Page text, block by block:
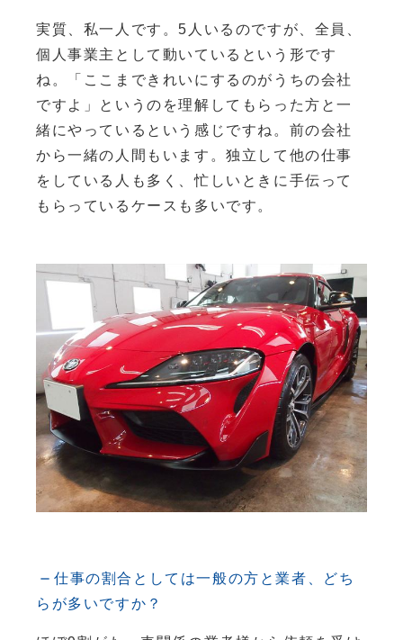
実質、私一人です。5人いるのですが、全員、
個人事業主として動いているという形です
ね。「ここまできれいにするのがうちの会社
ですよ」というのを理解してもらった方と一
緒にやっているという感じですね。前の会社
から一緒の人間もいます。独立して他の仕事
をしている人も多く、忙しいときに手伝って
もらっているケースも多いです。
仕事の割合としては一般の方と業者、どち
らが多いですか？